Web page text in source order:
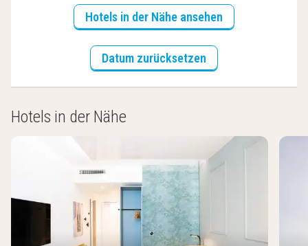
Hotels in der Nähe ansehen
Datum zurücksetzen
Hotels in der Nähe